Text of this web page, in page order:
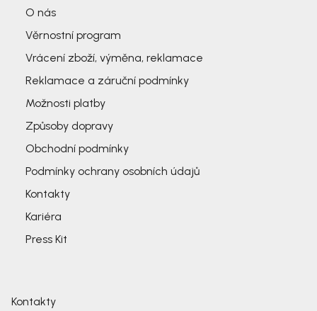
O nás
Věrnostní program
Vrácení zboží, výměna, reklamace
Reklamace a záruční podmínky
Možnosti platby
Způsoby dopravy
Obchodní podmínky
Podmínky ochrany osobních údajů
Kontakty
Kariéra
Press Kit
Kontakty